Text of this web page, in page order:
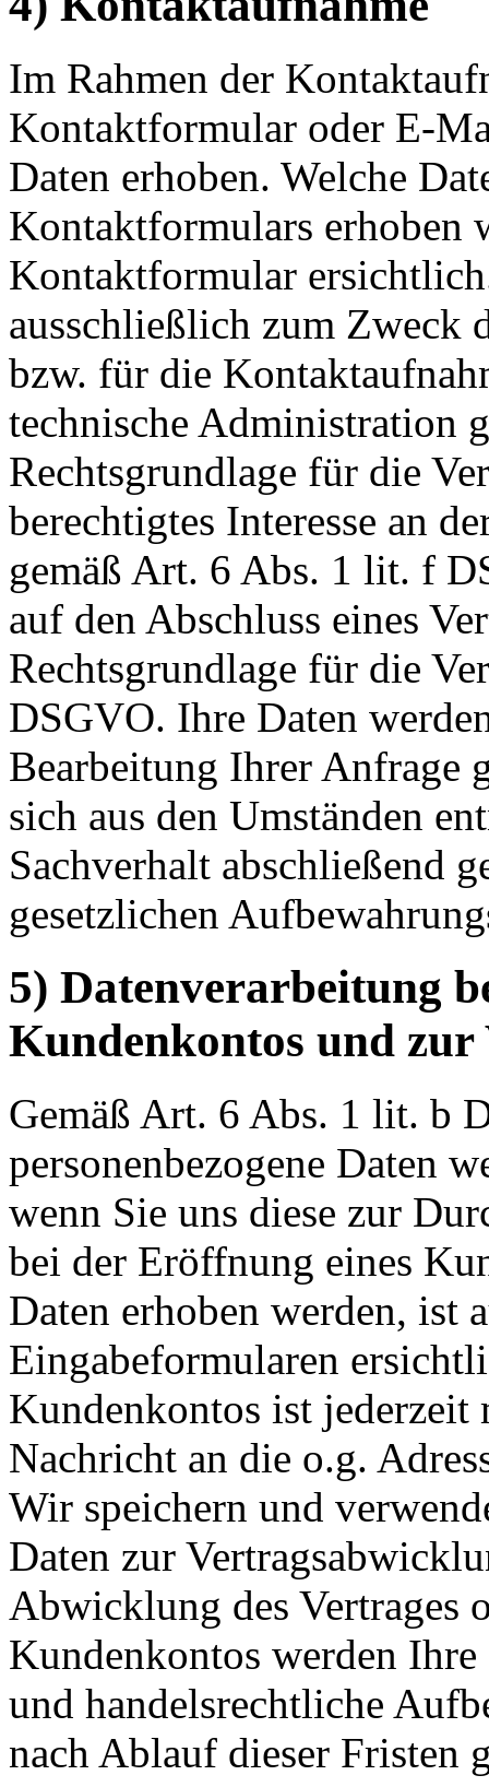
Im Rahmen der
Kontaktformular oder E-
Daten erhoben. Welche
Kontaktformulars erhoben
Kontaktformular
ausschließlich zum Zweck
bzw. für die
technische Administration
Rechtsgrundlage für die
berechtigtes Interesse an
gemäß Art. 6 Abs. 1 lit. f
auf den Abschluss eines
Rechtsgrundlage für die
DSGVO. Ihre Daten
Bearbeitung Ihrer Anfrage
sich aus den Umständen
Sachverhalt abschließend
gesetzlichen
5) Datenverarbeitung
Kundenkontos und
Gemäß Art. 6 Abs. 1 lit. b
personenbezogene Daten
wenn Sie uns diese zur
bei der Eröffnung eines
Daten erhoben werden, ist
Eingabeformularen
Kundenkontos ist
Nachricht an die o.g.
Wir speichern und
Daten zur
Abwicklung des Vertrages
Kundenkontos werden
und handelsrechtliche
nach Ablauf dieser Fristen